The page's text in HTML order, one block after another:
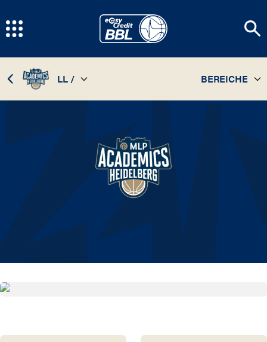
LL /
25 / 26
73 / 74
BEREICHE
TEAM